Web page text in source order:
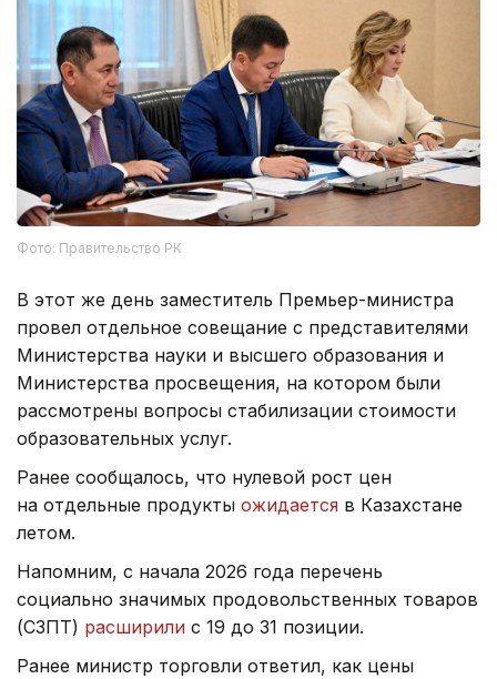
Фото: Правительство РК
В этот же день заместитель Премьер-министра
провел отдельное совещание с представителями
Министерства науки и высшего образования и
Министерства просвещения, на котором были
рассмотрены вопросы стабилизации стоимости
образовательных услуг.
Ранее сообщалось, что нулевой рост цен
на отдельные продукты ожидается в Казахстане
летом.
Напомним, с начала 2026 года перечень
социально значимых продовольственных товаров
(СЗПТ) расширили с 19 до 31 позиции.
Ранее министр торговли ответил, как цены